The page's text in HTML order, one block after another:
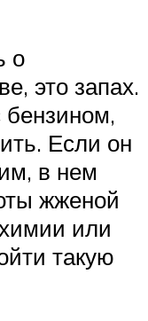
о
это запах.
бензином,
Если он
в нем
жженой
или
такую